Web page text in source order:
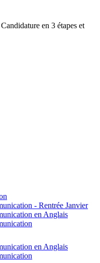
en 3 étapes et
- Rentrée Janvier
en Anglais
en Anglais